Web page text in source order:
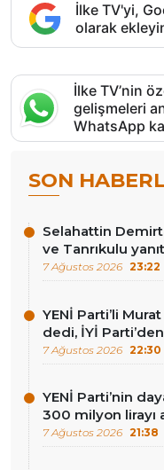
İlke TV'yi,
olarak
İlke TV’nin
gelişmeleri
WhatsApp
SON
Selahattin
ve Tanrıkulu
7 Ağustos 2026 23:22
YENİ Parti’li
dedi, İYİ
7 Ağustos 2026 22:30
YENİ Parti’nin
300 milyon lirayı
7 Ağustos 2026 21:38